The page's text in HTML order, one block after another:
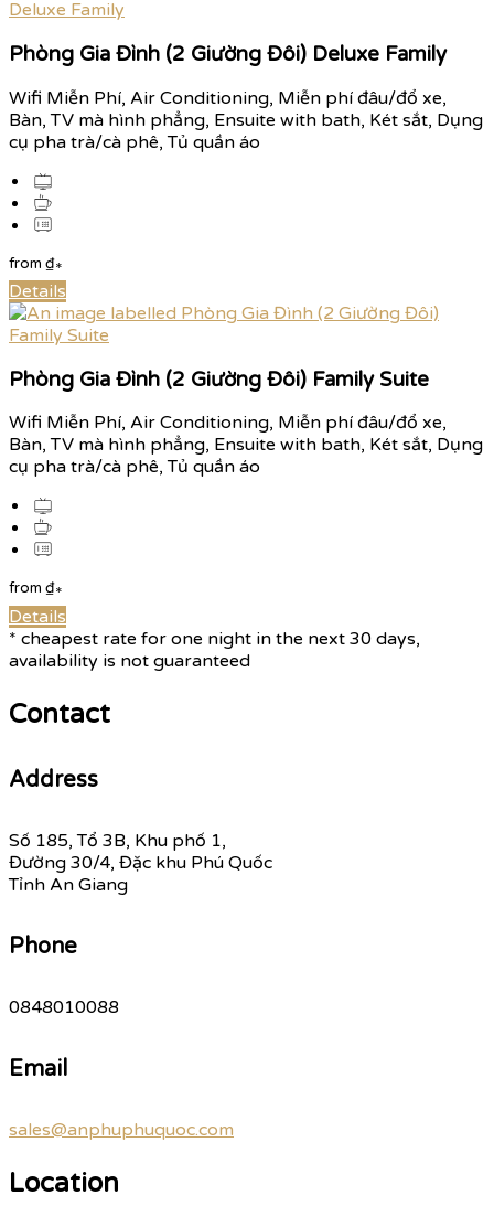
Phòng Gia Đình (2 Giường Đôi) Deluxe Family
Wifi Miễn Phí, Air Conditioning, Miễn phí đâu/đổ xe,
Bàn, TV mà hình phẳng, Ensuite with bath, Két sắt, Dụng
cụ pha trà/cà phê, Tủ quần áo
from ₫*
Details
Phòng Gia Đình (2 Giường Đôi) Family Suite
Wifi Miễn Phí, Air Conditioning, Miễn phí đâu/đổ xe,
Bàn, TV mà hình phẳng, Ensuite with bath, Két sắt, Dụng
cụ pha trà/cà phê, Tủ quần áo
from ₫*
Details
* cheapest rate for one night in the next 30 days,
availability is not guaranteed
Contact
Address
Số 185, Tổ 3B, Khu phố 1,
Đường 30/4, Đặc khu Phú Quốc
Tỉnh An Giang
Phone
0848010088
Email
sales@anphuphuquoc.com
Location